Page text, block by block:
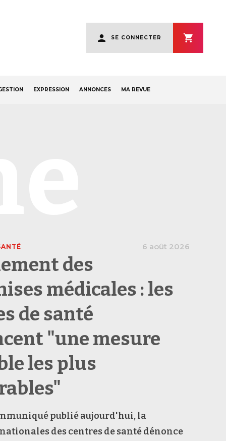
account
menu
SE CONNECTER
EXPRESSION ANNONCES MA REVUE
6 août 2026
des
médicales : les
de santé
"une mesure
les plus
publié aujourd'hui, la
des centres de santé dénonce